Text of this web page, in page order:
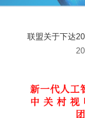
联盟关于下达